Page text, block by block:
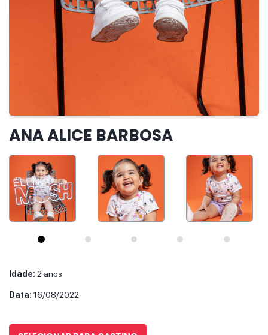
ANA ALICE BARBOSA
Idade: 2 anos
Data: 16/08/2022